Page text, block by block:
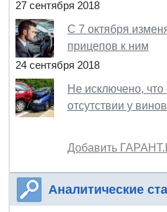
27 сентября 2018
С 7 октября
прицепов к ним
24 сентября 2018
Не исключено,
отсутствии у
Добавить
Аналитические